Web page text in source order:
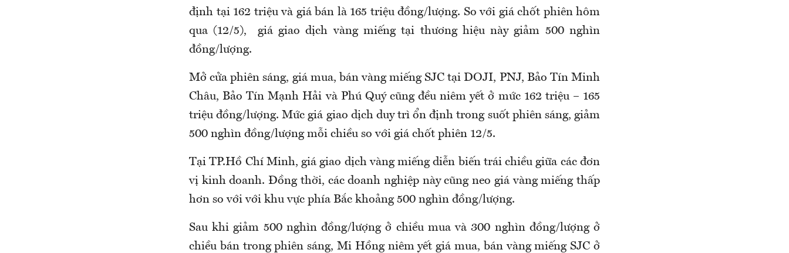
định tại 162 triệu và giá bán là 165 triệu đồng/lượng. So với giá chốt phiên hôm
qua (12/5), giá giao dịch vàng miếng tại thương hiệu này giảm 500 nghìn
đồng/lượng.
Mở cửa phiên sáng, giá mua, bán vàng miếng SJC tại DOJI, PNJ, Bảo Tín Minh
Châu, Bảo Tín Mạnh Hải và Phú Quý cũng đều niêm yết ở mức 162 triệu – 165
triệu đồng/lượng. Mức giá giao dịch duy trì ổn định trong suốt phiên sáng, giảm
500 nghìn đồng/lượng mỗi chiều so với giá chốt phiên 12/5.
Tại TP.Hồ Chí Minh, giá giao dịch vàng miếng diễn biến trái chiều giữa các đơn
vị kinh doanh. Đồng thời, các doanh nghiệp này cũng neo giá vàng miếng thấp
hơn so với với khu vực phía Bắc khoảng 500 nghìn đồng/lượng.
Sau khi giảm 500 nghìn đồng/lượng ở chiều mua và 300 nghìn đồng/lượng ở
chiều bán trong phiên sáng, Mi Hồng niêm yết giá mua, bán vàng miếng SJC ở